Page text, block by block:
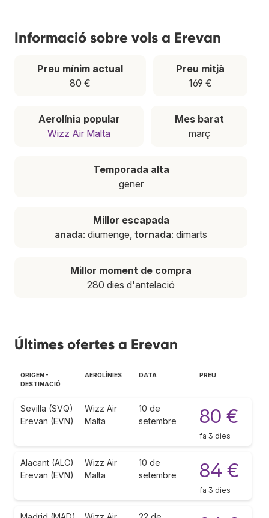
Informació sobre vols a Erevan
Preu mínim actual
80 €
Preu mitjà
169 €
Aerolínia popular
Wizz Air Malta
Mes barat
març
Temporada alta
gener
Millor escapada
anada: diumenge, tornada: dimarts
Millor moment de compra
280 dies d'antelació
Últimes ofertes a Erevan
ORIGEN -
DESTINACIÓ
AEROLÍNIES DATA PREU
Sevilla (SVQ)
Erevan (EVN)
Wizz Air
Malta
10 de
setembre
80 €
fa 3 dies
Alacant (ALC)
Erevan (EVN)
Wizz Air
Malta
10 de
setembre
84 €
fa 3 dies